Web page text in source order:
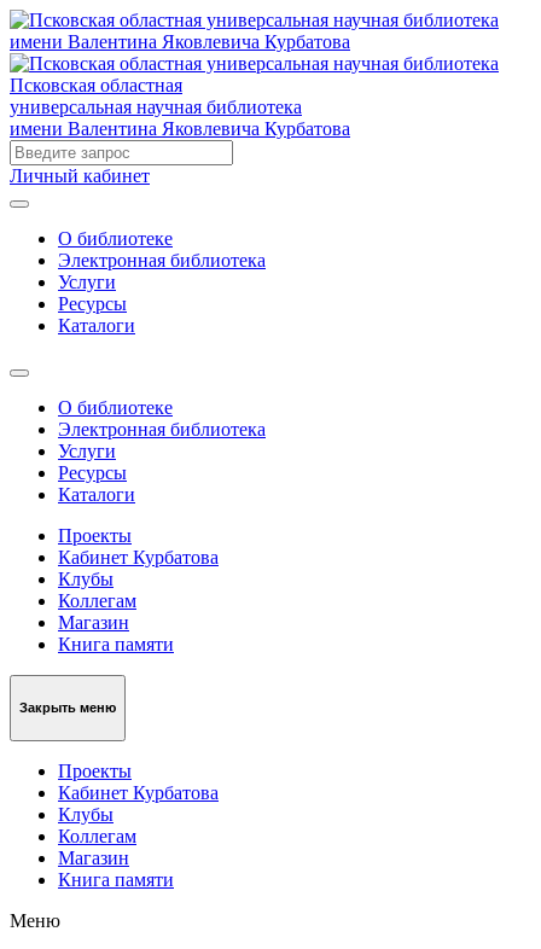
Псковская областная
универсальная научная библиотека
имени Валентина Яковлевича Курбатова
Личный кабинет
О библиотеке
Электронная библиотека
Услуги
Ресурсы
Каталоги
О библиотеке
Электронная библиотека
Услуги
Ресурсы
Каталоги
Проекты
Кабинет Курбатова
Клубы
Коллегам
Магазин
Книга памяти
Закрыть меню
Проекты
Кабинет Курбатова
Клубы
Коллегам
Магазин
Книга памяти
Меню